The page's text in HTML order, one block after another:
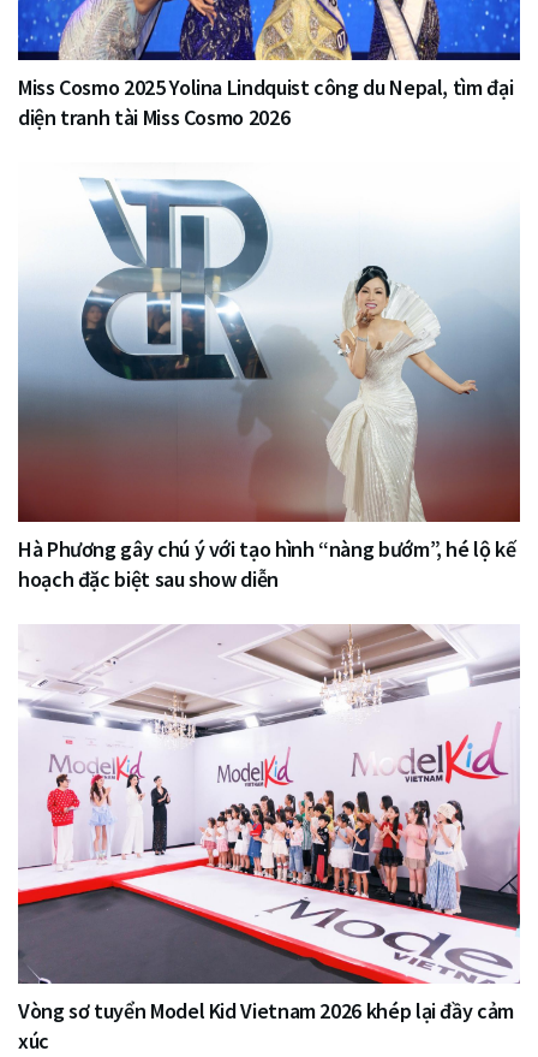
Miss Cosmo 2025 Yolina Lindquist công du Nepal, tìm đại
diện tranh tài Miss Cosmo 2026
Hà Phương gây chú ý với tạo hình “nàng bướm”, hé lộ kế
hoạch đặc biệt sau show diễn
Vòng sơ tuyển Model Kid Vietnam 2026 khép lại đầy cảm
xúc